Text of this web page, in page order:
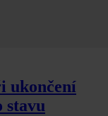
ukončení
stavu